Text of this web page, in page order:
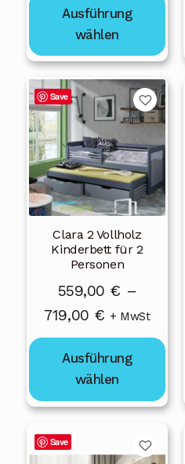
bis
839,00 €
Ausführung
wählen
gewählt
Save
Clara 2 Vollholz
Kinderbett für 2
Personen
559,00 € –
719,00 €Preisspanne:
559,00 €
bis
719,00 €
+ MwSt
Ausführung
wählen
Dieses
Produkt
weist
mehrere
Varianten
auf.
Die
Optionen
können
Produktseite
gewählt
werden
Save
Dieses
Produkt